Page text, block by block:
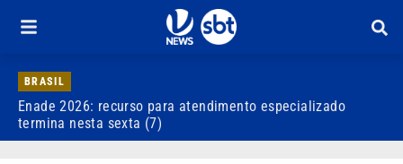
BRASIL
Enade 2026: recurso para atendimento especializado
termina nesta sexta (7)